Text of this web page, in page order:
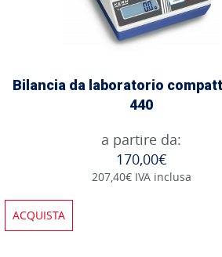
Bilancia da laboratorio
440
a partire da:
170,00€
207,40€ IVA inclusa
ACQUISTA